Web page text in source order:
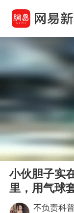
00:00
小伙胆子实
里，用气球
不负责科